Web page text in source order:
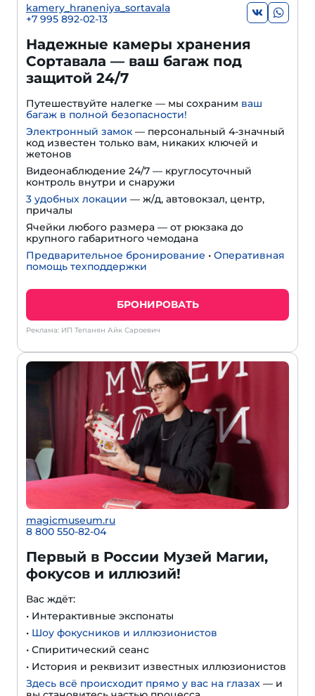
kamery_hraneniya_sortavala
+7 995 892-02-13
Надежные камеры хранения
Сортавала — ваш багаж под
защитой 24/7
Путешествуйте налегке — мы сохраним ваш
багаж в полной безопасности!
Электронный замок — персональный 4-значный
код известен только вам, никаких ключей и
жетонов
Видеонаблюдение 24/7 — круглосуточный
контроль внутри и снаружи
3 удобных локации — ж/д, автовокзал, центр,
причалы
Ячейки любого размера — от рюкзака до
крупного габаритного чемодана
Предварительное бронирование • Оперативная
помощь техподдержки
БРОНИРОВАТЬ
Реклама: ИП Тепанян Айк Сароевич
magicmuseum.ru
8 800 550-82-04
Первый в России Музей Магии,
фокусов и иллюзий!
Вас ждёт:
• Интерактивные экспонаты
• Шоу фокусников и иллюзионистов
• Спиритический сеанс
• История и реквизит известных иллюзионистов
Здесь всё происходит прямо у вас на глазах — и